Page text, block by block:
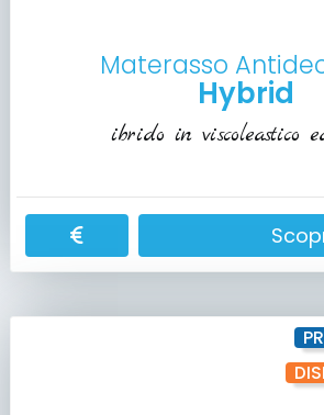
Materasso
Hybrid
ibrido in viscoleastico